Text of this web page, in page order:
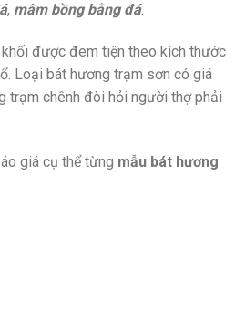
, mâm bồng bằng đá.
được đem tiện theo kích thước
Loại bát hương trạm sơn có giá
trạm chênh đòi hỏi người thợ phải
giá cụ thể từng mẫu bát hương